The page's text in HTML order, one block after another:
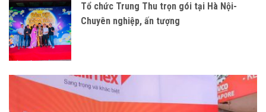
Tổ chức Trung Thu trọn gói tại Hà Nội-
Chuyên nghiệp, ấn tượng